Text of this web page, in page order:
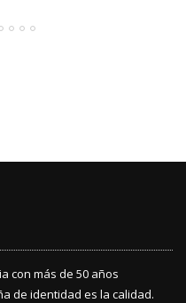
con más de 50 años
de identidad es la calidad.